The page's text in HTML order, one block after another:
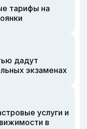
тарифы на
дадут
экзаменах
услуги и
в